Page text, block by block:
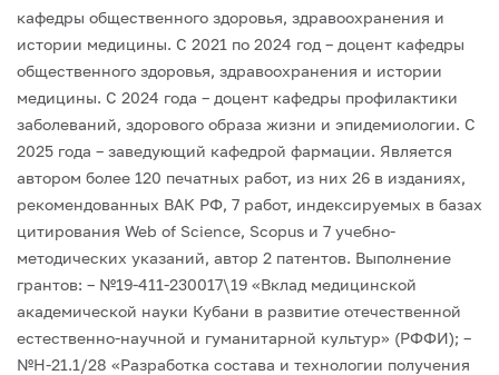
кафедры общественного здоровья, здравоохранения и
истории медицины. С 2021 по 2024 год – доцент кафедры
общественного здоровья, здравоохранения и истории
медицины. С 2024 года – доцент кафедры профилактики
заболеваний, здорового образа жизни и эпидемиологии. С
2025 года – заведующий кафедрой фармации. Является
автором более 120 печатных работ, из них 26 в изданиях,
рекомендованных ВАК РФ, 7 работ, индексируемых в базах
цитирования Web of Science, Scopus и 7 учебно-
методических указаний, автор 2 патентов. Выполнение
грантов: – №19-411-230017\19 «Вклад медицинской
академической науки Кубани в развитие отечественной
естественно-научной и гуманитарной культур» (РФФИ); –
№Н-21.1/28 «Разработка состава и технологии получения